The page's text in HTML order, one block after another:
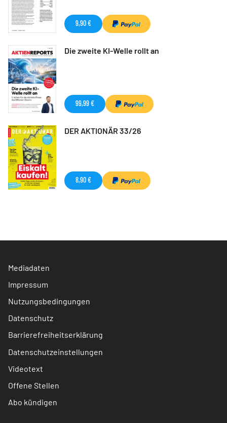
9,90 €
Die zweite KI-Welle rollt an
99,99 €
DER AKTIONÄR 33/26
8,90 €
Mediadaten
Impressum
Nutzungsbedingungen
Datenschutz
Barrierefreiheitserklärung
Datenschutzeinstellungen
Videotext
Offene Stellen
Abo kündigen